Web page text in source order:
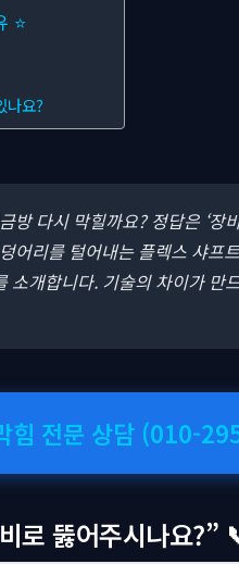
⭐
나요?
방 다시 막힐까요? 정답은 ‘장
어리를 털어내는 플렉스 샤프
소개합니다. 기술의 차이가 만
힘 전문 상담 (010-
로 뚫어주시나요?”